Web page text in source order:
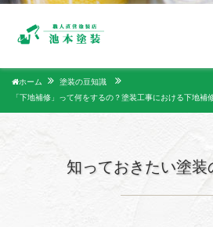
ホーム
塗装の豆知識
「下地補修」って何をするの？塗装工事における下地補
知っておきたい塗装